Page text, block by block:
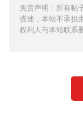
免责声明：所有帖
描述，本站不承担
权利人与本站联系